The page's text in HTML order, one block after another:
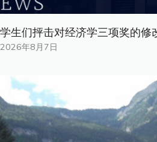
学生们抨击对经济学三项奖的修
2026年8月7日